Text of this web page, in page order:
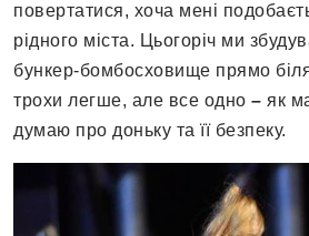
повертатися, хоча мені
рідного міста. Цьогоріч ми
бункер-бомбосховище прямо
трохи легше, але все одно – як
думаю про доньку та її безпеку.